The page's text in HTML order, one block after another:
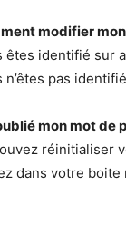
modifier
êtes identifié sur
n’êtes pas
mon mot de
réinitialiser
dans votre boite